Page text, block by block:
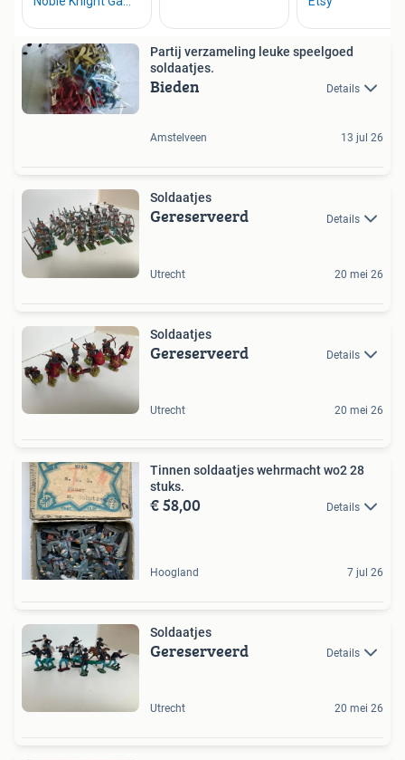
Partij verzameling leuke speelgoed
soldaatjes.
Bieden Details
Amstelveen 13 jul 26
Soldaatjes
Gereserveerd Details
Utrecht 20 mei 26
Soldaatjes
Gereserveerd Details
Utrecht 20 mei 26
Tinnen soldaatjes wehrmacht wo2 28
stuks.
€ 58,00 Details
Hoogland 7 jul 26
Soldaatjes
Gereserveerd Details
Utrecht 20 mei 26